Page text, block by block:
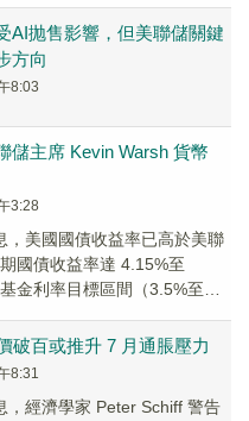
AI抛售影響，但美聯儲關鍵
方向
8:03
儲主席 Kevin Warsh 貨幣
3:28
，美國國債收益率已高於美聯
國債收益率達 4.15%至
金利率目標區間（3.5%至
破百或推升 7 月通脹壓力
8:31
，經濟學家 Peter Schiff 警告